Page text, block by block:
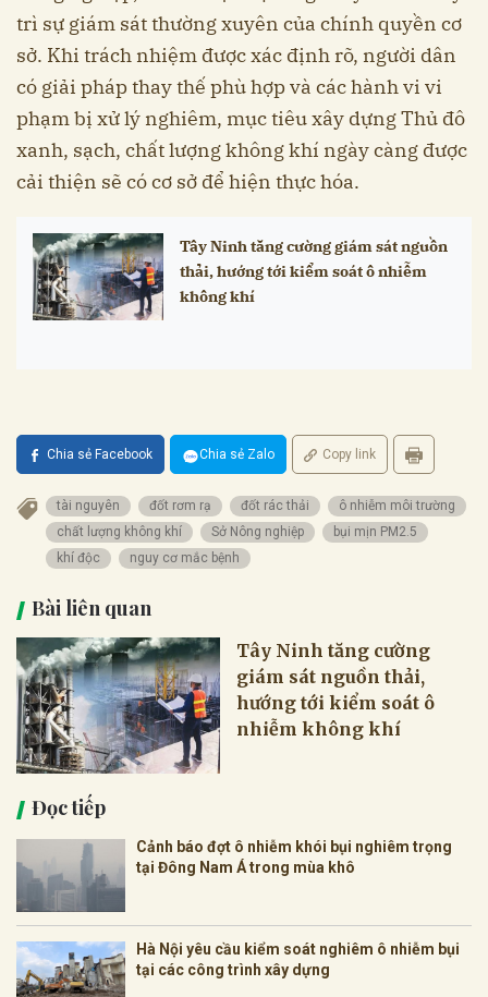
trì sự giám sát thường xuyên của chính quyền cơ
sở. Khi trách nhiệm được xác định rõ, người dân
có giải pháp thay thế phù hợp và các hành vi vi
phạm bị xử lý nghiêm, mục tiêu xây dựng Thủ đô
xanh, sạch, chất lượng không khí ngày càng được
cải thiện sẽ có cơ sở để hiện thực hóa.
Tây Ninh tăng cường giám sát nguồn
thải, hướng tới kiểm soát ô nhiễm
không khí
Chia sẻ Facebook Chia sẻ Zalo Copy link
tài nguyên đốt rơm rạ đốt rác thải
ô nhiễm môi trường
chất lượng không khí
Sở Nông nghiệp
bụi mịn PM2.5
khí độc
nguy cơ mắc bệnh
Bài liên quan
Tây Ninh tăng cường
giám sát nguồn thải,
hướng tới kiểm soát ô
nhiễm không khí
Đọc tiếp
Cảnh báo đợt ô nhiễm khói bụi nghiêm trọng
tại Đông Nam Á trong mùa khô
Hà Nội yêu cầu kiểm soát nghiêm ô nhiễm bụi
tại các công trình xây dựng